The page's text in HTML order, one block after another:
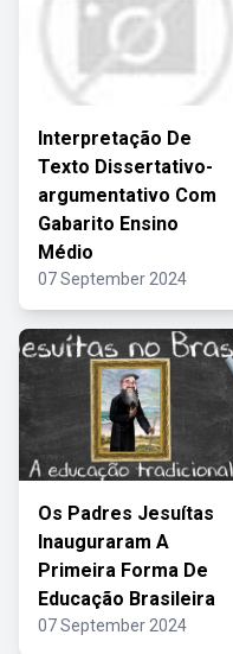
Interpretação De
Texto Dissertativo-
argumentativo Com
Gabarito Ensino
Médio
07 September 2024
Os Padres Jesuítas
Inauguraram A
Primeira Forma De
Educação Brasileira
07 September 2024